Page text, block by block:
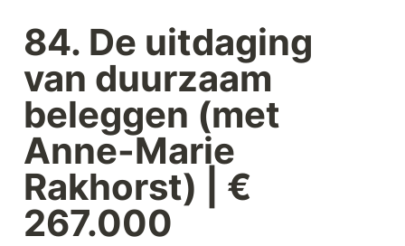
84. De uitdaging
van duurzaam
beleggen (met
Anne-Marie
Rakhorst) | €
267.000